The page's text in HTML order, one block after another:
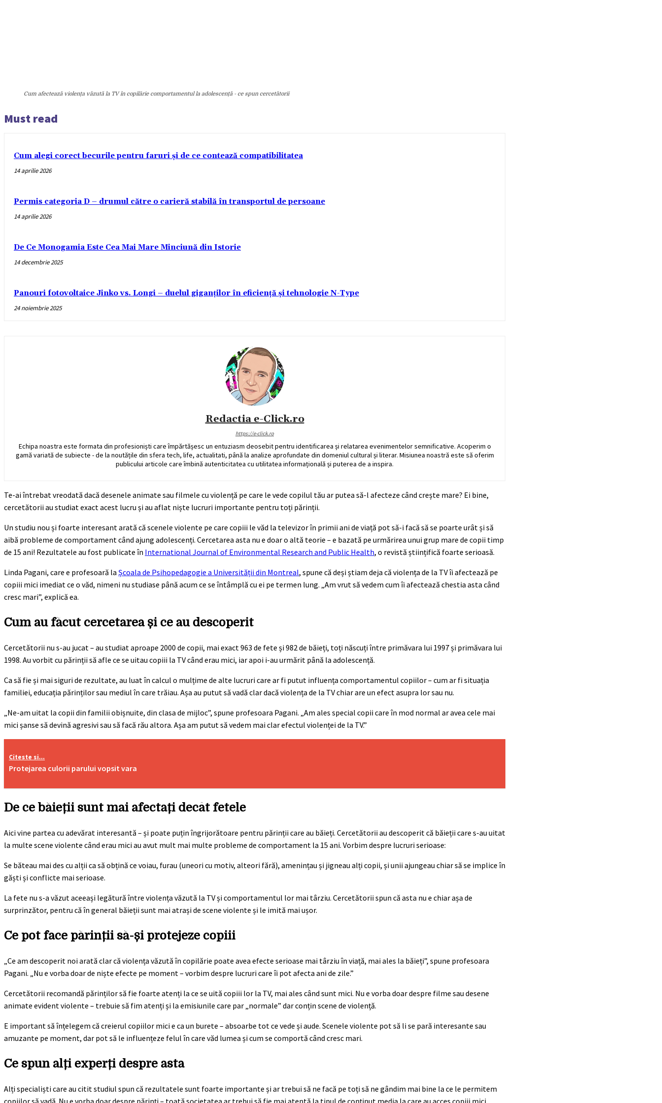
Cum afectează violența văzută la TV în copilărie comportamentul la adolescență - ce spun cercetătorii
Must read
Cum alegi corect becurile pentru faruri și de ce contează compatibilitatea
14 aprilie 2026
Permis categoria D – drumul către o carieră stabilă în transportul de persoane
14 aprilie 2026
De Ce Monogamia Este Cea Mai Mare Minciună din Istorie
14 decembrie 2025
Panouri fotovoltaice Jinko vs. Longi – duelul giganților în eficiență și tehnologie N-Type
24 noiembrie 2025
Redactia e-Click.ro
https://e-click.ro
Echipa noastra este formata din profesioniști care împărtășesc un entuziasm deosebit pentru identificarea și relatarea evenimentelor semnificative. Acoperim o
gamă variată de subiecte - de la noutățile din sfera tech, life, actualitati, până la analize aprofundate din domeniul cultural și literar. Misiunea noastră este să oferim
publicului articole care îmbină autenticitatea cu utilitatea informațională și puterea de a inspira.
Te-ai întrebat vreodată dacă desenele animate sau filmele cu violență pe care le vede copilul tău ar putea să-l afecteze când crește mare? Ei bine,
cercetătorii au studiat exact acest lucru și au aflat niște lucruri importante pentru toți părinții.
Un studiu nou și foarte interesant arată că scenele violente pe care copiii le văd la televizor în primii ani de viață pot să-i facă să se poarte urât și să
aibă probleme de comportament când ajung adolescenți. Cercetarea asta nu e doar o altă teorie – e bazată pe urmărirea unui grup mare de copii timp
de 15 ani! Rezultatele au fost publicate în International Journal of Environmental Research and Public Health, o revistă științifică foarte serioasă.
Linda Pagani, care e profesoară la Școala de Psihopedagogie a Universității din Montreal, spune că deși știam deja că violența de la TV îi afectează pe
copiii mici imediat ce o văd, nimeni nu studiase până acum ce se întâmplă cu ei pe termen lung. „Am vrut să vedem cum îi afectează chestia asta când
cresc mari”, explică ea.
Cum au făcut cercetarea și ce au descoperit
Cercetătorii nu s-au jucat – au studiat aproape 2000 de copii, mai exact 963 de fete și 982 de băieți, toți născuți între primăvara lui 1997 și primăvara lui
1998. Au vorbit cu părinții să afle ce se uitau copiii la TV când erau mici, iar apoi i-au urmărit până la adolescență.
Ca să fie și mai siguri de rezultate, au luat în calcul o mulțime de alte lucruri care ar fi putut influența comportamentul copiilor – cum ar fi situația
familiei, educația părinților sau mediul în care trăiau. Așa au putut să vadă clar dacă violența de la TV chiar are un efect asupra lor sau nu.
„Ne-am uitat la copii din familii obișnuite, din clasa de mijloc”, spune profesoara Pagani. „Am ales special copii care în mod normal ar avea cele mai
mici șanse să devină agresivi sau să facă rău altora. Așa am putut să vedem mai clar efectul violenței de la TV.”
Citeste si...
Protejarea culorii parului vopsit vara
De ce băieții sunt mai afectați decât fetele
Aici vine partea cu adevărat interesantă – și poate puțin îngrijorătoare pentru părinții care au băieți. Cercetătorii au descoperit că băieții care s-au uitat
la multe scene violente când erau mici au avut mult mai multe probleme de comportament la 15 ani. Vorbim despre lucruri serioase:
Se băteau mai des cu alții ca să obțină ce voiau, furau (uneori cu motiv, alteori fără), amenințau și jigneau alți copii, și unii ajungeau chiar să se implice în
găști și conflicte mai serioase.
La fete nu s-a văzut aceeași legătură între violența văzută la TV și comportamentul lor mai târziu. Cercetătorii spun că asta nu e chiar așa de
surprinzător, pentru că în general băieții sunt mai atrași de scene violente și le imită mai ușor.
Ce pot face părinții să-și protejeze copiii
„Ce am descoperit noi arată clar că violența văzută în copilărie poate avea efecte serioase mai târziu în viață, mai ales la băieți”, spune profesoara
Pagani. „Nu e vorba doar de niște efecte pe moment – vorbim despre lucruri care îi pot afecta ani de zile.”
Cercetătorii recomandă părinților să fie foarte atenți la ce se uită copiii lor la TV, mai ales când sunt mici. Nu e vorba doar despre filme sau desene
animate evident violente – trebuie să fim atenți și la emisiunile care par „normale” dar conțin scene de violență.
E important să înțelegem că creierul copiilor mici e ca un burete – absoarbe tot ce vede și aude. Scenele violente pot să li se pară interesante sau
amuzante pe moment, dar pot să le influențeze felul în care văd lumea și cum se comportă când cresc mari.
Ce spun alți experți despre asta
Alți specialiști care au citit studiul spun că rezultatele sunt foarte importante și ar trebui să ne facă pe toți să ne gândim mai bine la ce le permitem
copiilor să vadă. Nu e vorba doar despre părinți – toată societatea ar trebui să fie mai atentă la tipul de conținut media la care au acces copiii mici.